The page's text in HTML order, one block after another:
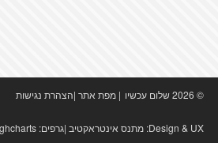
© 2026 שלום עכשיו | מפת אתר|הצהרת נגישות
Design & UX: מתנס אינטראקטיב|גרפים: